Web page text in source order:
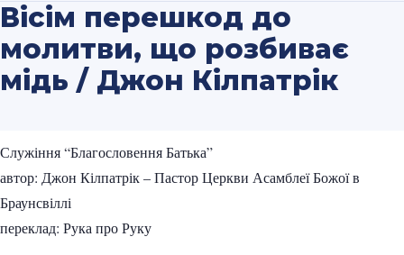
Вісім перешкод до
молитви, що розбиває
мідь / Джон Кілпатрік
Служіння “Благословення Батька”
автор: Джон Кілпатрік – Пастор Церкви Асамблеї Божої в
Браунсвіллі
переклад: Рука про Руку